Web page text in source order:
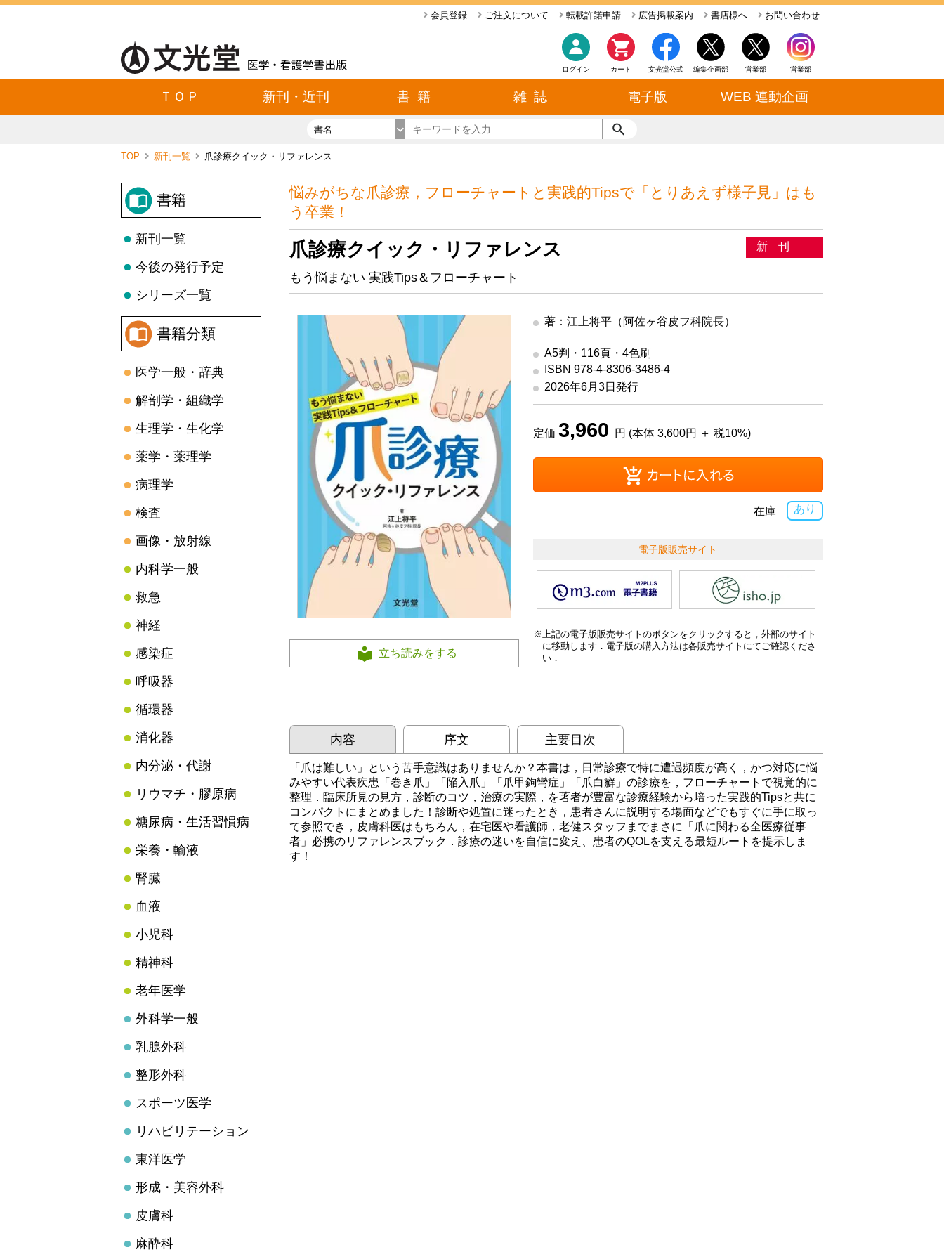
お問い合わせ
書店様へ
広告掲載案内
転載許諾申請
ご注文について
会員登録
営業部
営業部
編集企画部
文光堂公式
カート
ログイン
ＴＯＰ 新刊・近刊 書 籍 雑 誌 電子版 WEB 連動企画
書名
TOP 新刊一覧 爪診療クイック・リファレンス
書籍
新刊一覧
今後の発行予定
シリーズ一覧
書籍分類
医学一般・辞典
解剖学・組織学
生理学・生化学
薬学・薬理学
病理学
検査
画像・放射線
内科学一般
救急
神経
感染症
呼吸器
循環器
消化器
内分泌・代謝
リウマチ・膠原病
糖尿病・生活習慣病
栄養・輸液
腎臓
血液
小児科
精神科
老年医学
外科学一般
乳腺外科
整形外科
スポーツ医学
リハビリテーション
東洋医学
形成・美容外科
皮膚科
麻酔科
悩みがちな爪診療，フローチャートと実践的Tipsで「とりあえず様子見」はも
う卒業！
新刊
爪診療クイック・リファレンス
もう悩まない 実践Tips＆フローチャート
立ち読みをする
著：江上将平（阿佐ヶ谷皮フ科院長）
A5判・116頁・4色刷
ISBN 978-4-8306-3486-4
2026年6月3日発行
定価 3,960 円 (本体 3,600円 ＋ 税10%)
あり
在庫
電子版販売サイト
上記の電子版販売サイトのボタンをクリックすると，外部のサイト
に移動します．電子版の購入方法は各販売サイトにてご確認くださ
い．
内容 序文 主要目次
「爪は難しい」という苦手意識はありませんか？本書は，日常診療で特に遭遇頻度が高く，かつ対応に悩
みやすい代表疾患「巻き爪」「陥入爪」「爪甲鉤彎症」「爪白癬」の診療を，フローチャートで視覚的に
整理．臨床所見の見方，診断のコツ，治療の実際，を著者が豊富な診療経験から培った実践的Tipsと共に
コンパクトにまとめました！診断や処置に迷ったとき，患者さんに説明する場面などでもすぐに手に取っ
て参照でき，皮膚科医はもちろん，在宅医や看護師，老健スタッフまでまさに「爪に関わる全医療従事
者」必携のリファレンスブック．診療の迷いを自信に変え、患者のQOLを支える最短ルートを提示しま
す！